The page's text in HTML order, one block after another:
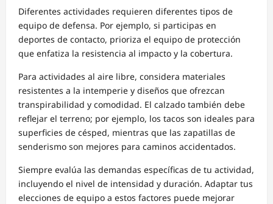
Diferentes actividades requieren diferentes tipos de
equipo de defensa. Por ejemplo, si participas en
deportes de contacto, prioriza el equipo de protección
que enfatiza la resistencia al impacto y la cobertura.
Para actividades al aire libre, considera materiales
resistentes a la intemperie y diseños que ofrezcan
transpirabilidad y comodidad. El calzado también debe
reflejar el terreno; por ejemplo, los tacos son ideales para
superficies de césped, mientras que las zapatillas de
senderismo son mejores para caminos accidentados.
Siempre evalúa las demandas específicas de tu actividad,
incluyendo el nivel de intensidad y duración. Adaptar tus
elecciones de equipo a estos factores puede mejorar